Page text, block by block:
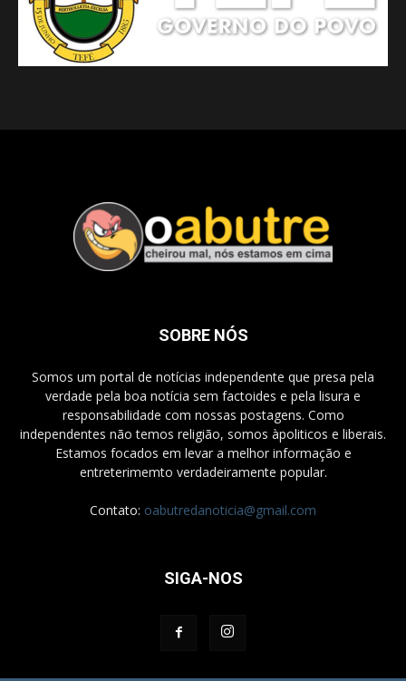
SOBRE NÓS
Somos um portal de notícias independente que presa pela
verdade pela boa notícia sem factoides e pela lisura e
responsabilidade com nossas postagens. Como
independentes não temos religião, somos àpoliticos e liberais.
Estamos focados em levar a melhor informação e
entreterimemto verdadeiramente popular.
Contato: oabutredanoticia@gmail.com
SIGA-NOS